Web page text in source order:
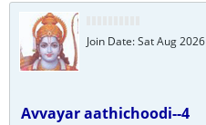
Join Date:Sat Aug 2026
Avvayar aathichoodi--4